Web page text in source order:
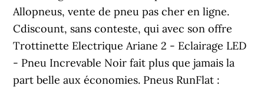
Allopneus, vente de pneu pas cher en ligne.
Cdiscount, sans conteste, qui avec son offre
Trottinette Electrique Ariane 2 - Eclairage LED
- Pneu Increvable Noir fait plus que jamais la
part belle aux économies. Pneus RunFlat :